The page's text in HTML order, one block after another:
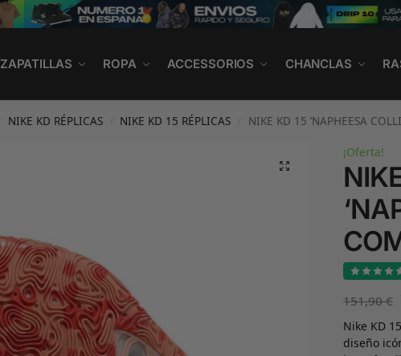
ZAPATILLAS ROPA ACCESSORIOS CHANCLAS
NIKE KD RÉPLICAS NIKE KD 15 RÉPLICAS NIKE KD 15 ‘NAPHEESA
¡Oferta!
151,90€
Nike KD
diseño